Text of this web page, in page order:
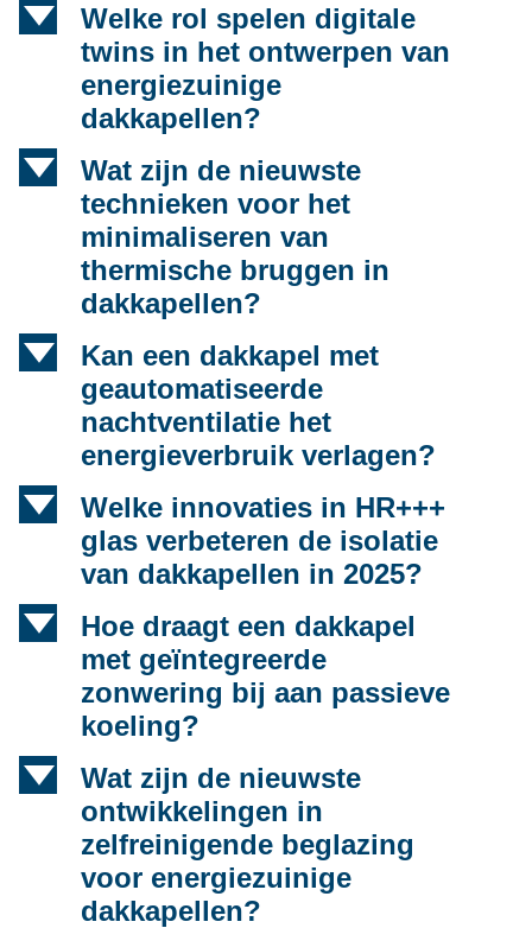
d
Welke rol spelen digitale
twins in het ontwerpen van
energiezuinige
dakkapellen?
d
Wat zijn de nieuwste
technieken voor het
minimaliseren van
thermische bruggen in
dakkapellen?
d
Kan een dakkapel met
geautomatiseerde
nachtventilatie het
energieverbruik verlagen?
d
Welke innovaties in HR+++
glas verbeteren de isolatie
van dakkapellen in 2025?
d
Hoe draagt een dakkapel
met geïntegreerde
zonwering bij aan passieve
koeling?
d
Wat zijn de nieuwste
ontwikkelingen in
zelfreinigende beglazing
voor energiezuinige
dakkapellen?